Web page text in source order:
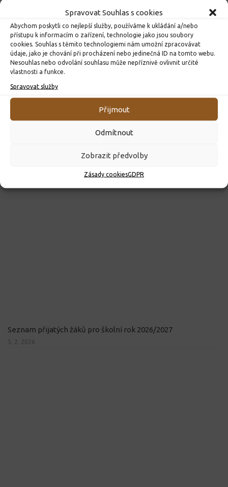
Spravovat Souhlas s cookies
Abychom poskytli co nejlepší služby, používáme k ukládání a/nebo
přístupu k informacím o zařízení, technologie jako jsou soubory
cookies. Souhlas s těmito technologiemi nám umožní zpracovávat
údaje, jako je chování při procházení nebo jedinečná ID na tomto webu.
Nesouhlas nebo odvolání souhlasu může nepříznivě ovlivnit určité
vlastnosti a funkce.
Spravovat služby
Přijmout
Odmítnout
Zobrazit předvolby
Zásady cookiesGDPR
ROZHODNUTÍ O PŘIJETÍ K PŘEDŠKOLNÍMU VZDĚLÁVÁNÍ
PRO ROK 2026
10. 4. 2026
Seznam přijatých žáků pro školní rok 2026/2027
5. 2. 2026